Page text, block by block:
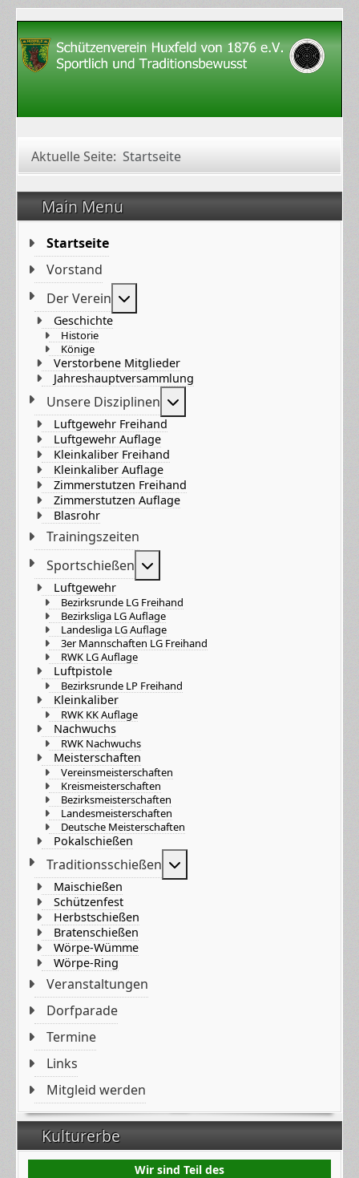
Aktuelle Seite: Startseite
Main Menu
Startseite
Vorstand
Der Verein
Geschichte
Historie
Könige
Verstorbene Mitglieder
Jahreshauptversammlung
Unsere Disziplinen
Luftgewehr Freihand
Luftgewehr Auflage
Kleinkaliber Freihand
Kleinkaliber Auflage
Zimmerstutzen Freihand
Zimmerstutzen Auflage
Blasrohr
Trainingszeiten
Sportschießen
Luftgewehr
Bezirksrunde LG Freihand
Bezirksliga LG Auflage
Landesliga LG Auflage
3er Mannschaften LG Freihand
RWK LG Auflage
Luftpistole
Bezirksrunde LP Freihand
Kleinkaliber
RWK KK Auflage
Nachwuchs
RWK Nachwuchs
Meisterschaften
Vereinsmeisterschaften
Kreismeisterschaften
Bezirksmeisterschaften
Landesmeisterschaften
Deutsche Meisterschaften
Pokalschießen
Traditionsschießen
Maischießen
Schützenfest
Herbstschießen
Bratenschießen
Wörpe-Wümme
Wörpe-Ring
Veranstaltungen
Dorfparade
Termine
Links
Mitgleid werden
Kulturerbe
Wir sind Teil des